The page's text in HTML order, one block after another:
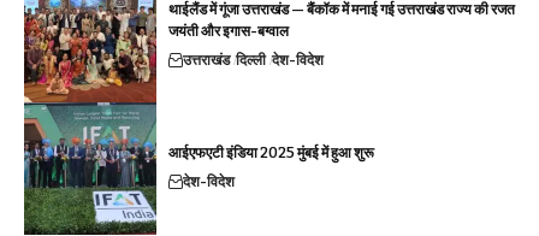
थाईलैंड में गूंजा उत्तराखंड — बैंकॉक में मनाई गई उत्तराखंड राज्य की रजत
जयंती और इगास-बग्वाल
उत्तराखंड दिल्ली देश-विदेश
आईएफएटी इंडिया 2025 मुंबई में हुआ शुरू
देश-विदेश